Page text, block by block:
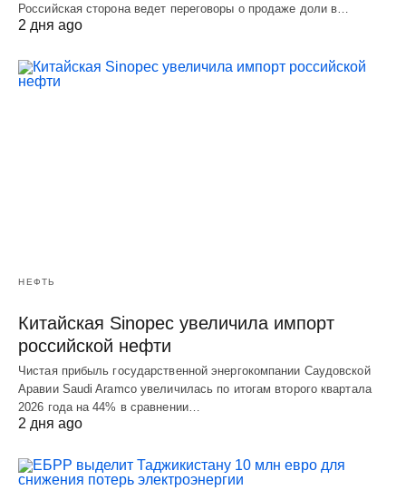
Российская сторона ведет переговоры о продаже доли в…
2 дня ago
НЕФТЬ
Китайская Sinopec увеличила импорт
российской нефти
Чистая прибыль государственной энергокомпании Саудовской
Аравии Saudi Aramco увеличилась по итогам второго квартала
2026 года на 44% в сравнении…
2 дня ago